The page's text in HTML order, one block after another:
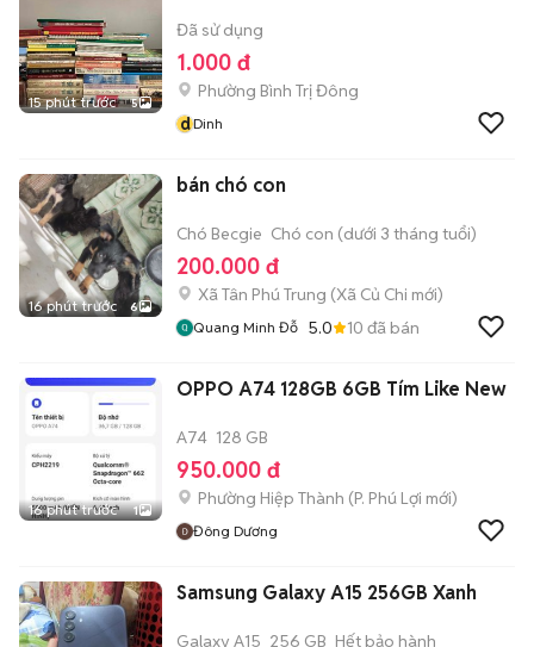
15 phút trước 5
Đã sử dụng
1.000 đ
Phường Bình Trị Đông
dDinh
16 phút trước 6
bán chó con
Chó Becgie Chó con (dưới 3 tháng tuổi)
200.000 đ
Xã Tân Phú Trung (Xã Củ Chi mới)
Quang Minh Đỗ 5.0 10 đã bán
16 phút trước 1
OPPO A74 128GB 6GB Tím Like New
A74 128 GB
950.000 đ
Phường Hiệp Thành (P. Phú Lợi mới)
Đông Dương
Samsung Galaxy A15 256GB Xanh
Galaxy A15 256 GB Hết bảo hành